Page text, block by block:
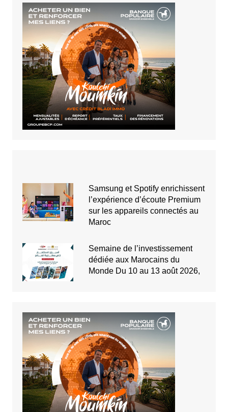
Samsung et Spotify enrichissent
l’expérience d’écoute Premium
sur les appareils connectés au
Maroc
Semaine de l’investissement
dédiée aux Marocains du
Monde Du 10 au 13 août 2026,